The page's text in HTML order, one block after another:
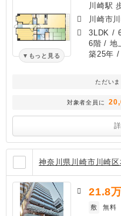
もっと見る
川崎駅
川崎市
3LDK /
6階 / 地
築25年 /
ただいま
対象者全員に
神奈川県川崎市川崎
21.8
敷
無料